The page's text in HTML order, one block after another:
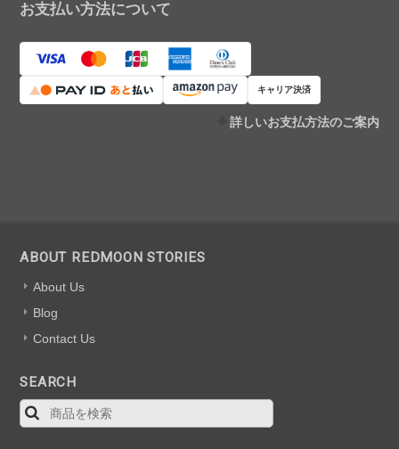
お支払い方法について
キャリア決済
詳しいお支払方法のご案内
ABOUT REDMOON STORIES
About Us
Blog
Contact Us
SEARCH